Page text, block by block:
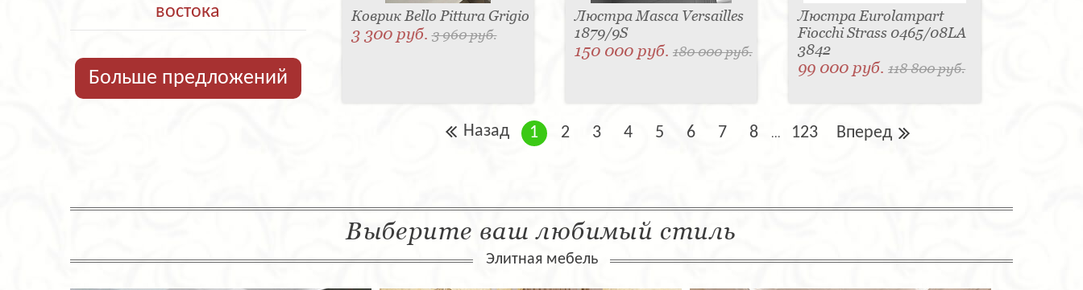
востока
Больше предложений
Коврик Bello Pittura Grigio
3 300 руб.3 960 руб.
Люстра Masca Versailles
1879/9S
150 000 руб. 180 000 руб.
Люстра Eurolampart
Fiocchi Strass 0465/08LA
3842
99 000 руб.118 800 руб.
Назад 1 2 3 4 5 6 7 8 ... 123 Вперед
Выберите ваш любимый стиль
Элитная мебель